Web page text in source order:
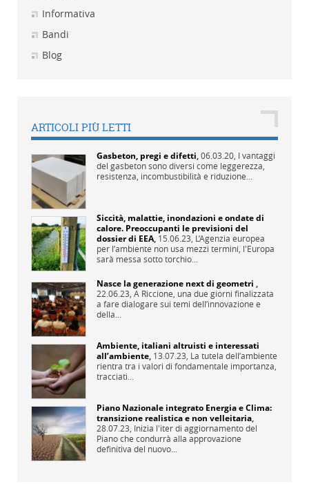
Informativa
Bandi
Blog
ARTICOLI PIÙ LETTI
Gasbeton, pregi e difetti,06.03.20, I vantaggi
del gasbeton sono diversi come leggerezza,
resistenza, incombustibilità e riduzione...
Siccità, malattie, inondazioni e ondate di
calore. Preoccupanti le previsioni del
dossier di EEA, 15.06.23, L’Agenzia europea
per l’ambiente non usa mezzi termini, l'Europa
sarà messa sotto torchio...
Nasce la generazione next di geometri ,
22.06.23, A Riccione, una due giorni finalizzata
a fare dialogare sui temi dell’innovazione e
della...
Ambiente, italiani altruisti e interessati
all’ambiente, 13.07.23, La tutela dell’ambiente
rientra tra i valori di fondamentale importanza,
tracciati...
Piano Nazionale integrato Energia e Clima:
transizione realistica e non velleitaria,
28.07.23, Inizia l'iter di aggiornamento del
Piano che condurrà alla approvazione
definitiva del nuovo...